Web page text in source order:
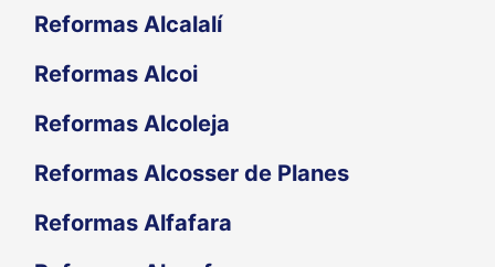
Reformas Alcalalí
Reformas Alcoi
Reformas Alcoleja
Reformas Alcosser de Planes
Reformas Alfafara